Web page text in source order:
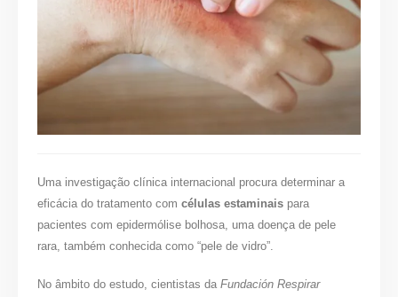
Uma investigação clínica internacional procura determinar a
eficácia do tratamento comcélulas estaminais para
pacientes com epidermólise bolhosa, uma doença de pele
rara, também conhecida como “pele de vidro”.
No âmbito do estudo, cientistas daFundación Respirar